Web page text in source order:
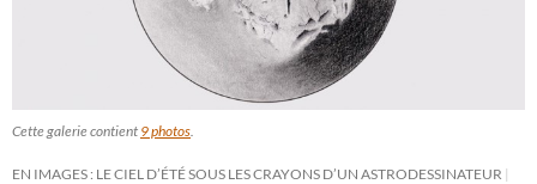
Cette galerie contient 9 photos
EN IMAGES : LE CIEL D’ÉTÉ SOUS LES CRAYONS D’UN ASTRODESSINATEUR